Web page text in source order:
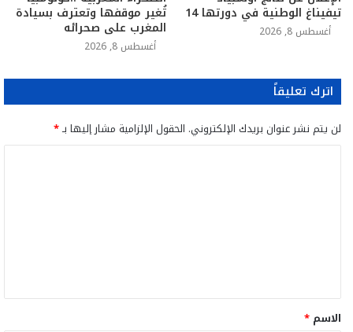
تيفيناغ الوطنية في دورتها 14
أغسطس 8, 2026
تُغير موقفها وتعترف بسيادة
المغرب على صحرائه
أغسطس 8, 2026
اترك تعليقاً
لن يتم نشر عنوان بريدك الإلكتروني. الحقول الإلزامية مشار إليها بـ*
ق
*
الاسم *